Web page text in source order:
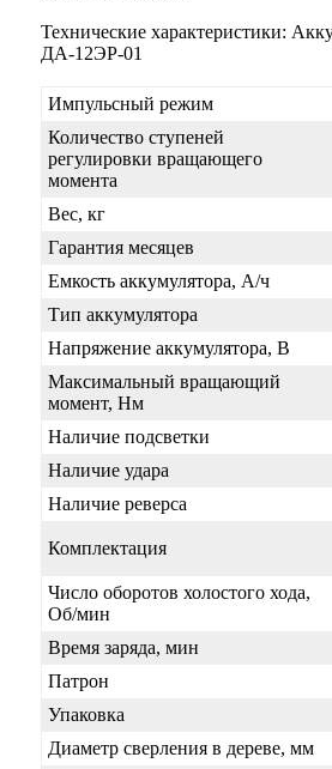
Технические характеристики:
ДА-12ЭР-01
Импульсный режим
Количество ступеней
регулировки вращающего
момента
Вес, кг
Гарантия месяцев
Емкость аккумулятора, А/ч
Тип аккумулятора
Напряжение аккумулятора, В
Максимальный вращающий
момент, Нм
Наличие подсветки
Наличие удара
Наличие реверса
Комплектация
Число оборотов холостого хода,
Об/мин
Время заряда, мин
Патрон
Упаковка
Диаметр сверления в дереве, мм